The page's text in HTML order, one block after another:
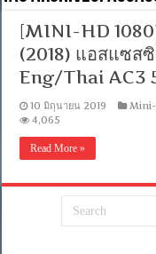
[MINI-HD
(2018) แอสแซส
Eng/Thai AC3
10 มิถุนายน 2019
4,065
Read More »